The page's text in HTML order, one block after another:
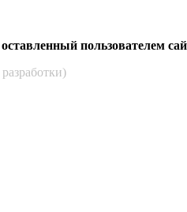
пользователем